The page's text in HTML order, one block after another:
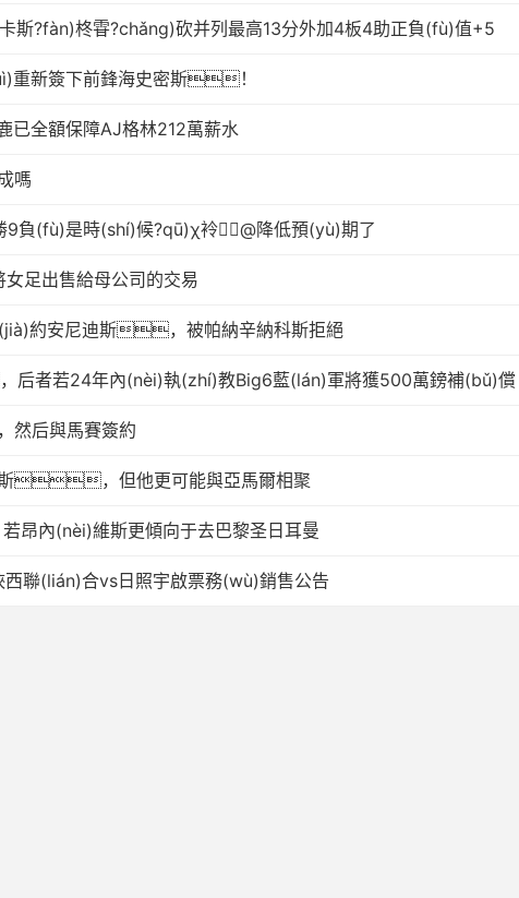
?fàn)柊雸?chǎng)砍并列最高13分外加4板4助正負(fù)值+5
重新簽下前鋒海史密斯！
已全額保障AJ格林212萬薪水
嗎
負(fù)是時(shí)候?qū)χ袊@降低預(yù)期了
足出售給母公司的交易
約安尼迪斯，被帕納辛納科斯拒絕
者若24年內(nèi)執(zhí)教Big6藍(lán)軍將獲500萬鎊補(bǔ)償
然后與馬賽簽約
斯，但他更可能與亞馬爾相聚
內(nèi)維斯更傾向于去巴黎圣日耳曼
西聯(lián)合vs日照宇啟票務(wù)銷售公告